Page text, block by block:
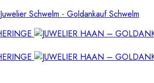
Juwelier Schwelm - Goldankauf Schwelm